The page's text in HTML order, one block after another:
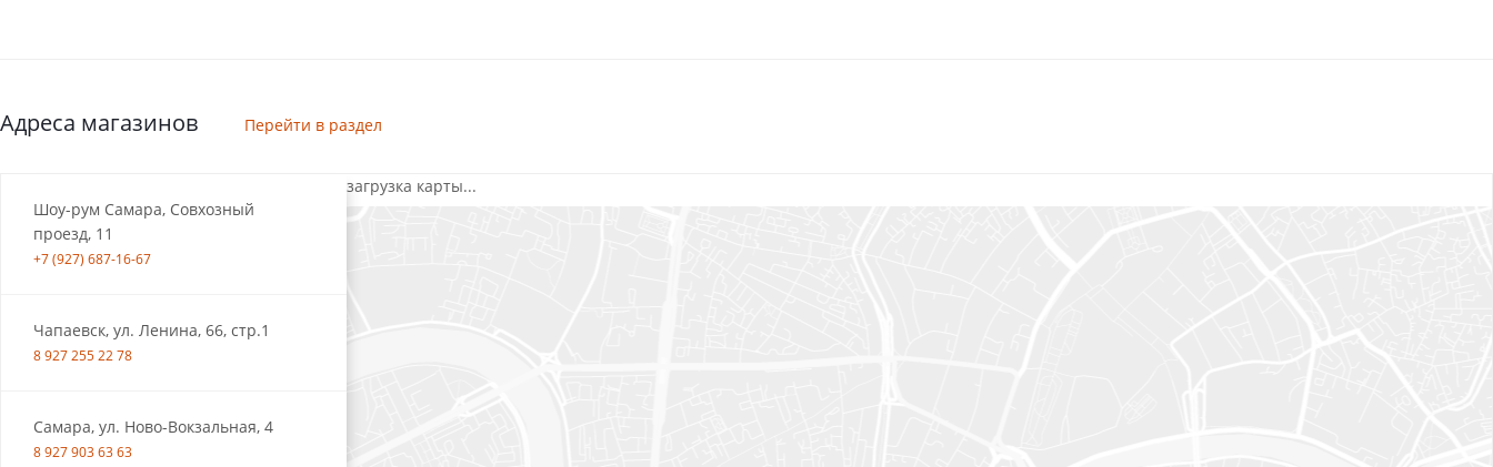
Адреса магазинов Перейти в раздел
Шоу-рум Самара, Совхозный
проезд, 11
+7 (927) 687-16-67
Чапаевск, ул. Ленина, 66, стр.1
8 927 255 22 78
Самара, ул. Ново-Вокзальная, 4
8 927 903 63 63
загрузка карты...